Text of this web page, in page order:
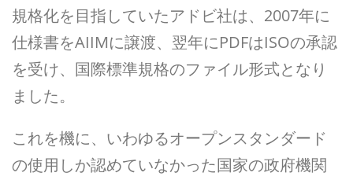
規格化を目指していたアドビ社は、2007年に
仕様書をAIIMに譲渡、翌年にPDFはISOの承認
を受け、国際標準規格のファイル形式となり
ました。
これを機に、いわゆるオープンスタンダード
の使用しか認めていなかった国家の政府機関